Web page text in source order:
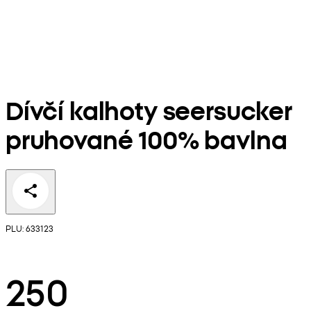
Dívčí kalhoty seersucker
pruhované 100% bavlna
PLU: 633123
250